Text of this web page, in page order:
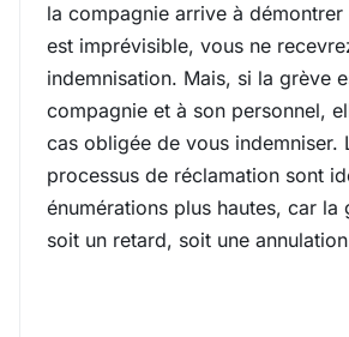
la compagnie arrive à
est imprévisible, vous ne
indemnisation. Mais, si la grève
compagnie et à son personnel,
cas obligée de vous indemniser.
processus de réclamation sont
énumérations plus hautes, car la
soit un retard, soit une